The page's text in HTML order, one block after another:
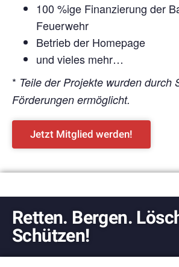
100 %ige Finanzierung der
Feuerwehr
Betrieb der Homepage
und vieles mehr…
* Teile der Projekte wurden durch
Förderungen ermöglicht.
Jetzt Mitglied werden!
Retten. Bergen.
Schützen!